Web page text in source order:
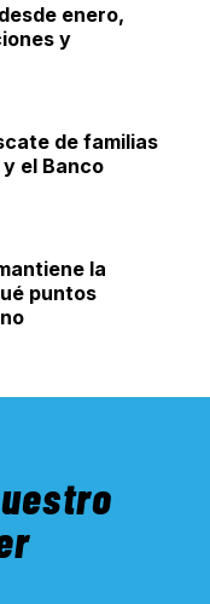
enero,
y
de familias
el Banco
la
puntos